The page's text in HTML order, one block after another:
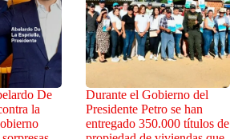
De
la
Durante el Gobierno del
Presidente Petro se han
entregado 350.000 títulos de